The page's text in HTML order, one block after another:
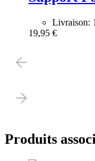
Livraison:
19,95 €
Produits